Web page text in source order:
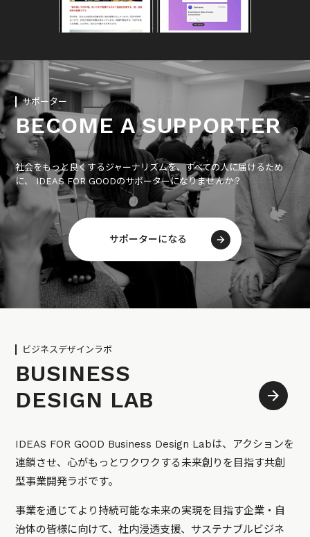
サポーター
BECOME A SUPPORTER
社会をもっと良くするジャーナリズムを、すべての人に届けるため
に、 IDEAS FOR GOODのサポーターになりませんか？
サポーターになる
ビジネスデザインラボ
BUSINESS
DESIGN LAB
IDEAS FOR GOOD Business Design Labは、アクションを
連鎖させ、心がもっとワクワクする未来創りを目指す共創
型事業開発ラボです。
事業を通じてより持続可能な未来の実現を目指す企業・自
治体の皆様に向けて、社内浸透支援、サステナブルビジネ